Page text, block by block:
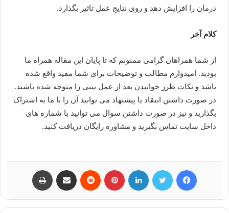
درمان را افزایش دهد و روی نتایج عمل تاثیر بگذارد.
کلام آخر
از شما همراهان گرامی ممنونم که تا پایان این مقاله همراه ما
بودید. امیدوارم مطالب و توضیحات برای شما مفید واقع شده
باشد و نکات طرز خوابیدن بعد از عمل بینی را متوجه شده باشید.
در صورت داشتن انتقاد یا پیشنهاد می توانید آن را با ما به اشتراک
بگذارید و نیز در صورت داشتن سوال می توانید با شماره های
داخل سایت تماس بگیرید و مشاوره رایگان دریافت کنید.